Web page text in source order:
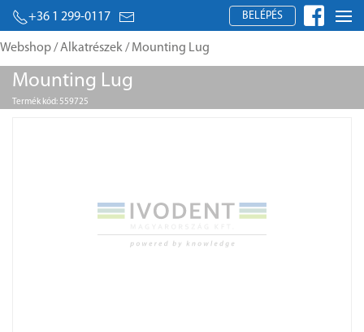
+36 1 299-0117 BELÉPÉS
Webshop/Alkatrészek/ Mounting Lug
Mounting Lug
Termék kód: 559725